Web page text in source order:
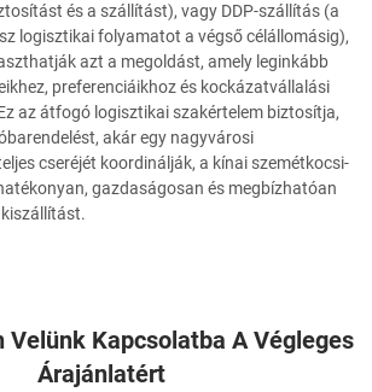
és a szállítást), vagy DDP-szállítás (a
logisztikai folyamatot a végső célállomásig),
azt a megoldást, amely leginkább
preferenciáikhoz és kockázatvállalási
az átfogó logisztikai szakértelem biztosítja,
akár egy nagyvárosi
cseréjét koordinálják, a kínai szemétkocsi-
gazdaságosan és megbízhatóan
Velünk Kapcsolatba A Végleges
Árajánlatért